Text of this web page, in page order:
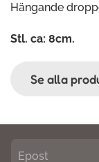
Hängande
Stl. ca: 8cm.
Se alla